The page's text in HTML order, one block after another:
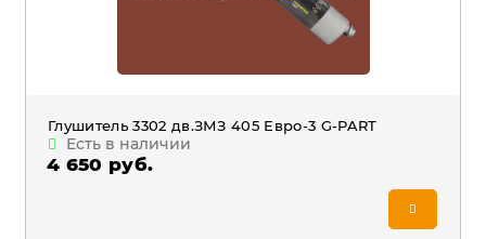
Глушитель 3302 дв.ЗМЗ 405 Евро-3 G-PART
Есть в наличии
4 650 руб.